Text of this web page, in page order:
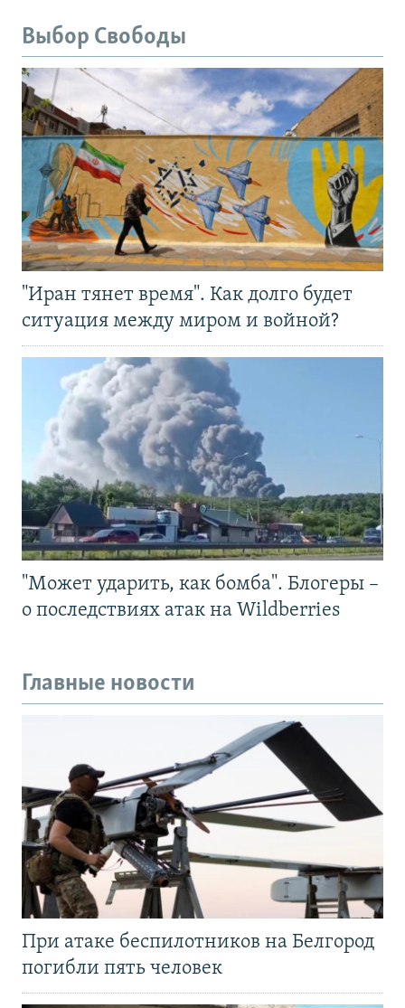
Выбор Свободы
"Иран тянет время". Как долго будет
ситуация между миром и войной?
"Может ударить, как бомба". Блогеры –
о последствиях атак на Wildberries
Главные новости
При атаке беспилотников на Белгород
погибли пять человек